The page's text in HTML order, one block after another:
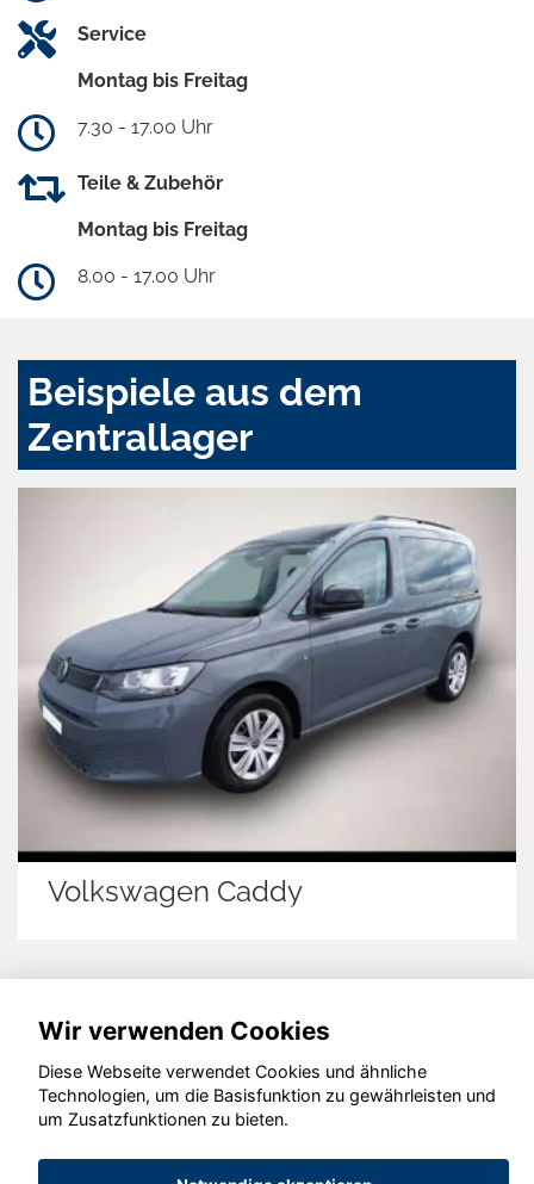
Service
Montag bis Freitag
7.30 - 17.00 Uhr
Teile & Zubehör
Montag bis Freitag
8.00 - 17.00 Uhr
Beispiele aus dem
Zentrallager
Volkswagen Caddy
© konjunkturmotor.de GmbH 2020 - 2026
Wir verwenden Cookies
Diese Webseite verwendet Cookies und ähnliche
Technologien, um die Basisfunktion zu gewährleisten und
um Zusatzfunktionen zu bieten.